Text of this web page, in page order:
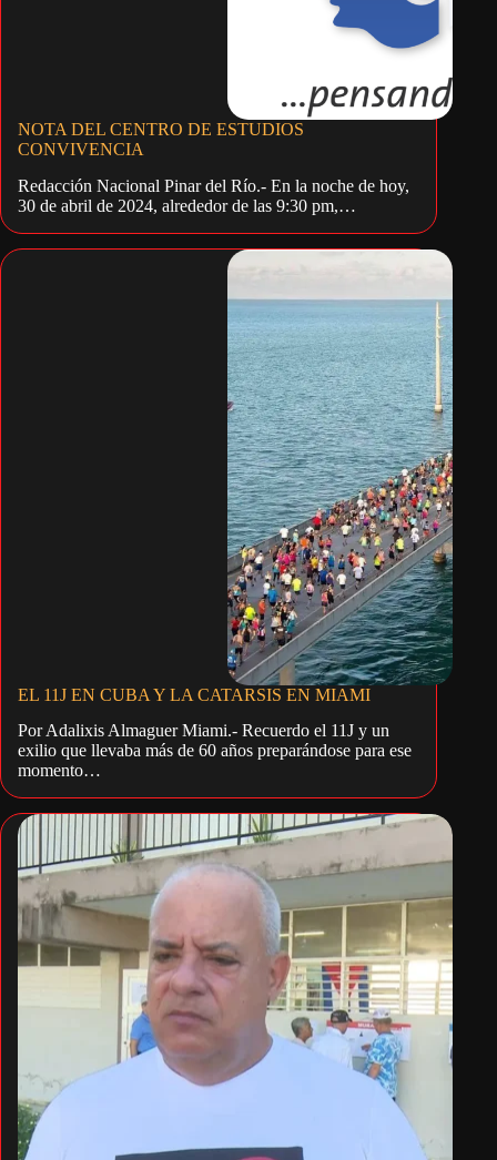
NOTA DEL CENTRO DE ESTUDIOS
CONVIVENCIA
Redacción Nacional Pinar del Río.- En la noche de hoy,
30 de abril de 2024, alrededor de las 9:30 pm,…
EL 11J EN CUBA Y LA CATARSIS EN MIAMI
Por Adalixis Almaguer Miami.- Recuerdo el 11J y un
exilio que llevaba más de 60 años preparándose para ese
momento…